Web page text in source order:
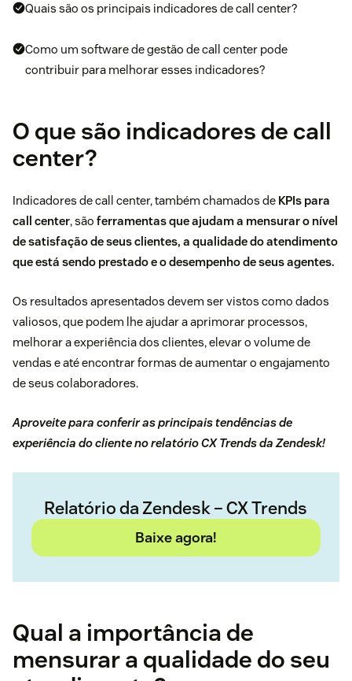
Quais são os principais indicadores de call center?
Como um software de gestão de call center pode
contribuir para melhorar esses indicadores?
O que são indicadores de call
center?
Indicadores de call center, também chamados de KPIs para
call center, são ferramentas que ajudam a mensurar o nível
de satisfação de seus clientes, a qualidade do atendimento
que está sendo prestado e o desempenho de seus agentes.
Os resultados apresentados devem ser vistos como dados
valiosos, que podem lhe ajudar a aprimorar processos,
melhorar a experiência dos clientes, elevar o volume de
vendas e até encontrar formas de aumentar o engajamento
de seus colaboradores.
Aproveite para conferir as principais tendências de
experiência do cliente no relatório CX Trends da Zendesk!
Relatório da Zendesk – CX Trends
Baixe agora!
Qual a importância de
mensurar a qualidade do seu